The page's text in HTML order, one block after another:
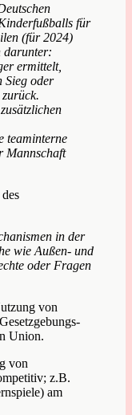
für
(für 2024)
darunter:
ermittelt,
Sieg oder
teaminterne
Mannschaft
in der
wie Außen- und
oder Fragen
von
Union.
von
z.B.
am